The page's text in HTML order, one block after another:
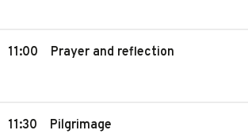
11:00 Prayer and reflection
11:30 Pilgrimage